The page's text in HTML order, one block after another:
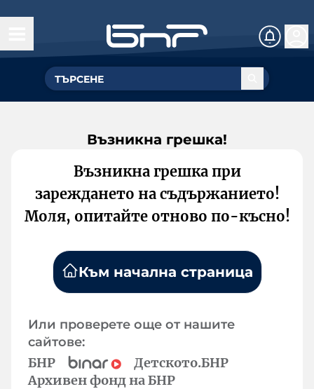
Възникна грешка!
Възникна грешка при
зареждането на съдържанието!
Моля, опитайте отново по-късно!
Към начална страница
Или проверете още от нашите
сайтове:
БНР
Детското.БНР
Архивен фонд на БНР